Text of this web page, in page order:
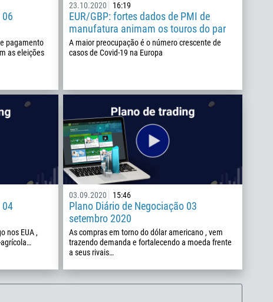
06
pagamento
as eleições
23.10.2020 16:19
EUR/GBP: fortes dados de PMI de
manufatura animam os touros do par
A maior preocupação é o número crescente de
casos de Covid-19 na Europa
04
nos EUA ,
03.09.2020 15:46
Plano Diário de Negociação 03
setembro 2020
As compras em torno do dólar americano , vem
trazendo demanda e fortalecendo a moeda frente
a seus rivais…